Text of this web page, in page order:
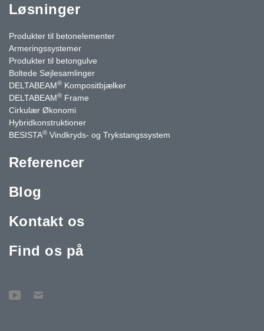
Løsninger
Produkter til betonelementer
Armeringssystemer
Produkter til betongulve
Boltede Søjlesamlinger
DELTABEAM® Kompositbjælker
DELTABEAM® Frame
Cirkulær Økonomi
Hybridkonstruktioner
BESISTA® Vindkryds- og Trykstangssystem
Referencer
Blog
Kontakt os
Find os på